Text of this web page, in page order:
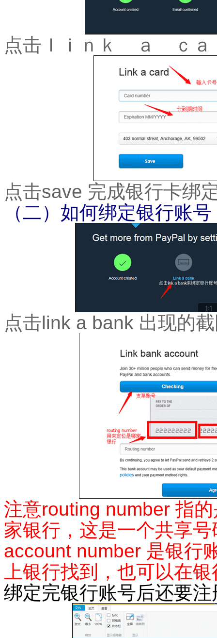
点击ｌｉｎｋ ａ ｃａ
点击save 完成银行卡绑
（二）如何绑定银行账号
点击link a bank 出现的
注意routing number 指
家银行，这是一个共享
account number 是银行
上银行找到，也可以在
绑定完银行账号后还要